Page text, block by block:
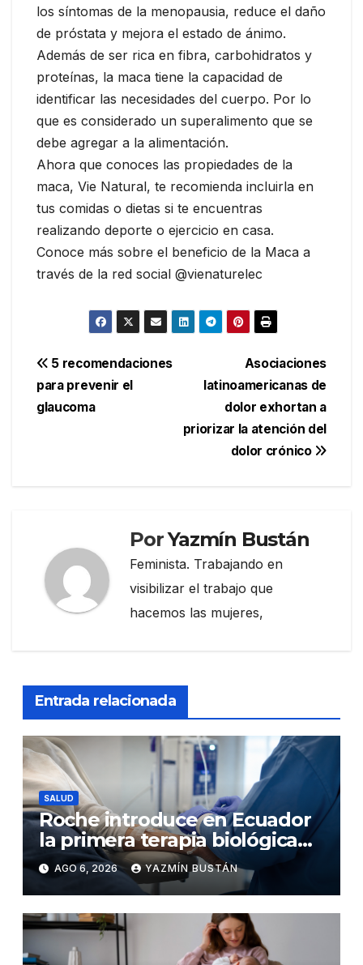
los síntomas de la menopausia, reduce el daño
de próstata y mejora el estado de ánimo.
Además de ser rica en fibra, carbohidratos y
proteínas, la maca tiene la capacidad de
identificar las necesidades del cuerpo. Por lo
que es considerado un superalimento que se
debe agregar a la alimentación.
Ahora que conoces las propiedades de la
maca, Vie Natural, te recomienda incluirla en
tus comidas o dietas si te encuentras
realizando deporte o ejercicio en casa.
Conoce más sobre el beneficio de la Maca a
través de la red social @vienaturelec
Navegación
de
Asociaciones
latinoamericanas de
dolor exhortan a
priorizar la atención del
dolor crónico
5 recomendaciones
para prevenir el
glaucoma
PorYazmín Bustán
Feminista. Trabajando en
visibilizar el trabajo que
hacemos las mujeres,
Entrada relacionada
SALUD
Roche introduce en Ecuador
la primera terapia biológica
de precisión capaz de
detener el daño renal por
nefritis lúpica
AGO 6, 2026 YAZMÍN BUSTÁN